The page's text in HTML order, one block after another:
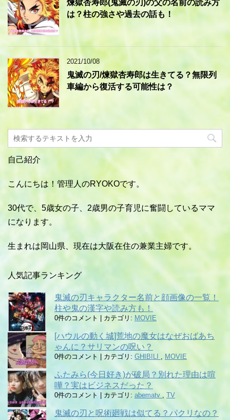
煉獄杏寿郎(鬼滅の刃)の父の名前の読み方
は？柱の強さや過去の話も！
2021/10/08
鬼滅の刃/煉獄杏寿郎は生きてる？無限列
車編から復活する可能性は？
自己紹介
こんにちは！管理人のRYOKOです。
30代で、5歳女の子、2歳男の子育児に奮闘しているママ
になります。
生まれは岡山県、現在は大阪在住の兼業主婦です。
人気記事ランキング
鬼滅の刃キャラクター名前と顔画像の一覧！
柱や鬼の漢字や読み方も！
0件のコメント カテゴリ: MOVIE
[ハウルの動く城]荒地の魔女はなぜおばあち
ゃんに？サリマンの呪い？
0件のコメント カテゴリ: GHIBILI , MOVIE
ふたみら(今日好き)が破局？別れた理由は喧
嘩？実はビジネスだった？
0件のコメント カテゴリ: abematv , TV
鬼滅の刃と呪術廻戦は似てる？パクリなの？